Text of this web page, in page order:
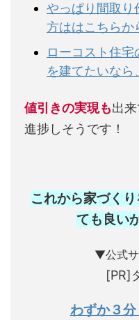
やっぱり間取り
方ははこちらか
ローコスト住
を建てたいなら
値引きの実現も出
進捗しそうです！
これから家づく
ても良い
▼公式
[PR]
わずか３分